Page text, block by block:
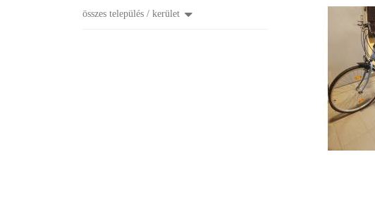
összes település / kerület